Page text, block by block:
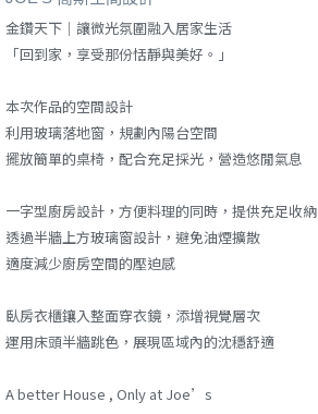
金鑽天下｜讓微光氛圍融入居家生活
「回到家，享受那份恬靜與美好。」
本次作品的空間設計
利用玻璃落地窗，規劃內陽台空間
擺放簡單的桌椅，配合充足採光，營造悠閒氣息
一字型廚房設計，方便料理的同時，提供充足收納
透過半牆上方玻璃窗設計，避免油煙擴散
適度減少廚房空間的壓迫感
臥房衣櫃鑲入整面穿衣鏡，添增視覺層次
運用床頭半牆跳色，展現區域內的沈穩舒適
A better House , Only at Joe’s